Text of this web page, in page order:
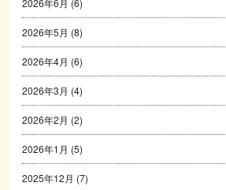
2026年5月 (8)
2026年4月 (6)
2026年3月 (4)
2026年2月 (2)
2026年1月 (5)
2025年12月 (7)